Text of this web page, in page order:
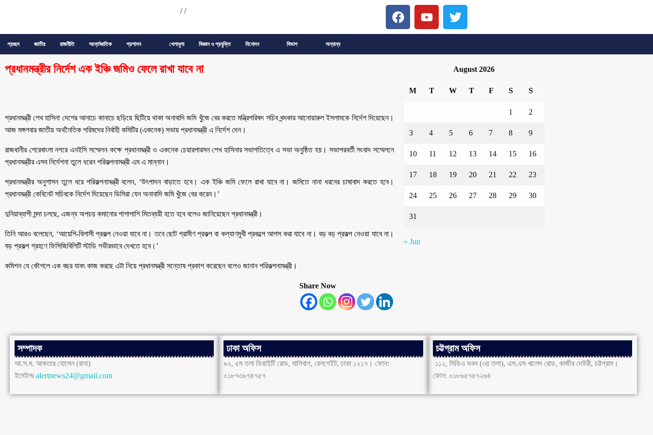
//
প্রচ্ছদ জাতীয় রাজনীতি আর্ন্তজাতিক প্রশাসন খেলাধুলা বিজ্ঞান ও প্রযুক্তি বিনোদন বিভাগ অন্যান্য
প্রধানমন্ত্রীর নির্দেশ এক ইঞ্চি জমিও ফেলে রাখা যাবে না
প্রধানমন্ত্রী শেখ হাসিনা দেশের আনাচে কানাচে ছড়িয়ে ছিটিয়ে থাকা অনাবাদি জমি খুঁজে বের করতে মন্ত্রিপরিষদ সচিব খন্দকার আনোয়ারুল ইসলামকে নির্দেশ দিয়েছেন।
আজ মঙ্গলবার জাতীয় অর্থনৈতিক পরিষদের নির্বাহী কমিটির (একনেক) সভায় প্রধানমন্ত্রী এ নির্দেশ দেন।
রাজধানীর শেরেবাংলা নগরে এনইসি সম্মেলন কক্ষে প্রধানমন্ত্রী ও একনেক চেয়ারপারসন শেখ হাসিনার সভাপতিত্বে এ সভা অনুষ্ঠিত হয়। সভাপরবর্তী সংবাদ সম্মেলনে
প্রধানমন্ত্রীর এসব নির্দেশনা তুলে ধরেন পরিকল্পনামন্ত্রী এম এ মান্নান।
প্রধানমন্ত্রীর অনুশাসন তুলে ধরে পরিকল্পনামন্ত্রী বলেন, ‘উৎপাদন বাড়াতে হবে। এক ইঞ্চি জমি ফেলে রাখা যাবে না। জমিতে নানা ধরনের চাষাবাদ করতে হবে।
প্রধানমন্ত্রী কেবিনেট সচিবকে নির্দেশ দিয়েছেন ডিসিরা যেন অনাবাদি জমি খুঁজে বের করেন।’
দুনিয়াব্যাপী মন্দা চলছে, এজন্য অপচয় কমানোর পাশাপাশি মিতব্যয়ী হতে হবে বলেও জানিয়েছেন প্রধানমন্ত্রী।
তিনি আরও বলেছেন, ‘আয়েশি-বিলাসী প্রকল্প নেওয়া যাবে না। তবে ছোট গ্রামীণ প্রকল্প বা কল্যাণমুখী প্রকল্পে আপস করা যাবে না। বড় বড় প্রকল্প নেওয়া যাবে না।
বড় প্রকল্প গ্রহণে ফিসিজিবিলিটি স্টাডি গভীরভাবে দেখতে হবে।’
কমিশন যে কৌশলে এক বছর যাবৎ কাজ করছে এটা নিয়ে প্রধানমন্ত্রী সন্তোষ প্রকাশ করেছেন বলেও জানান পরিকল্পনামন্ত্রী।
Share Now
August 2026
M T W T F S S
1 2
3 4 5 6 7 8 9
10 11 12 13 14 15 16
17 18 19 20 21 22 23
24 25 26 27 28 29 30
31
« Jun
সম্পাদক
আ.স.ম. আকতার হোসেন (রানা)
ইমেইলঃ alertnews24@gmail.com
ঢাকা অফিস
৯২, ৫ম তলা ডিয়াইটি রোড, মালিবাগ, রেলগেইট, ঢাকা ১২১৭। ফোন:
০১৮৭৩৬৭৪৭৫৭
চট্টগ্রাম অফিস
১১২, সিডিএ ভবন (৩য় তলা), এস.এস খালেদ রোড, কাজীর দেউরী, চট্টগ্রাম।
ফোন: ০১৮৬৫৭৫৭২৬৪